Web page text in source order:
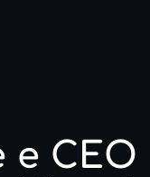
e CEO